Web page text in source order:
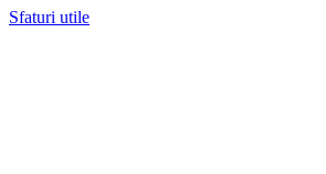
Sfaturi utile